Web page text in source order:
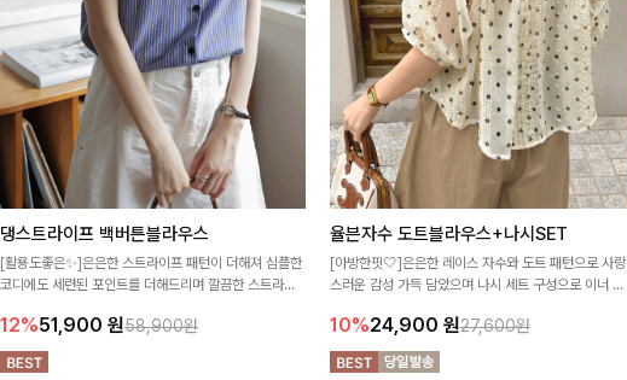
댕스트라이프 백버튼블라우스
[활용도좋은✨]은은한 스트라이프 패턴이 더해져 심플한
코디에도 세련된 포인트를 더해드리며 깔끔한 스트라이
12%51,900 원58,900원
율븐자수 도트블라우스+나시SET
[아방한핏🤍]은은한 레이스 자수와 도트 패턴으로 사랑
스러운 감성 가득 담았으며 나시 세트 구성으로 이너 걱
10%24,900 원27,600원